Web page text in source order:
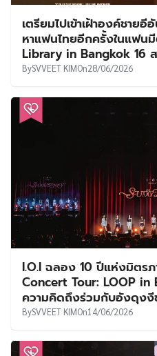
เตรียมไปเข้าเฝ้าองค์ชาย
หาแฟนไทยอีกครั้งในแฟ
Library in Bangkok 16
BySVVEET KIMOn28/06/2026
I.O.I ฉลอง 10 ปีแห่งมิตรภ
Concert Tour: LOOP in
ความคิดถึงร่วมกับอังดุงงี
BySVVEET KIMOn14/06/2026